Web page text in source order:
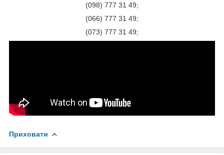
(098) 777 31 49;
(066) 777 31 49;
(073) 777 31 49;
Приховати